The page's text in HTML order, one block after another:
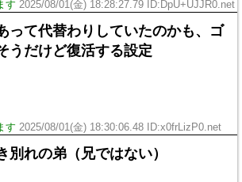
す 2025/08/01(金) 18:28:27.79 ID:DpU+UJJR0.net
って代替わりしていたのかも、ゴ
うだけど復活する設定
す 2025/08/01(金) 18:30:06.48 ID:x0frLizP0.net
別れの弟（兄ではない）